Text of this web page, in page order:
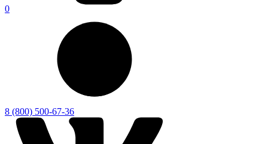
0
8 (800) 500-67-36